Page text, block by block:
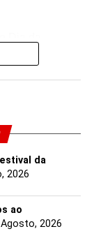
para
gigante,
possível
da
2026
ao
2026